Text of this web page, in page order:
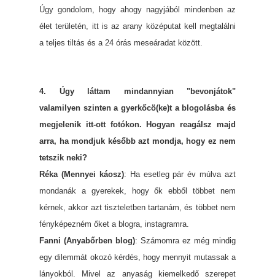
Úgy gondolom, hogy ahogy nagyjából mindenben az
élet területén, itt is az arany középutat kell megtalálni
a teljes tiltás és a 24 órás meseáradat között.
4. Úgy láttam mindannyian "bevonjátok"
valamilyen szinten a gyerkőcö(ke)t a blogolásba és
megjelenik itt-ott fotókon. Hogyan reagálsz majd
arra, ha mondjuk később azt mondja, hogy ez nem
tetszik neki?
Réka (Mennyei káosz): Ha esetleg pár év múlva azt
mondanák a gyerekek, hogy ők ebből többet nem
kérnek, akkor azt tiszteletben tartanám, és többet nem
fényképezném őket a blogra, instagramra.
Fanni (Anyabőrben blog): Számomra ez még mindig
egy dilemmát okozó kérdés, hogy mennyit mutassak a
lányokból. Mivel az anyaság kiemelkedő szerepet